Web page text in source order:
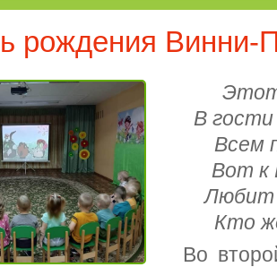
рождения Винни-
В гости
Всем
Вот к
Любит
Кто
Во